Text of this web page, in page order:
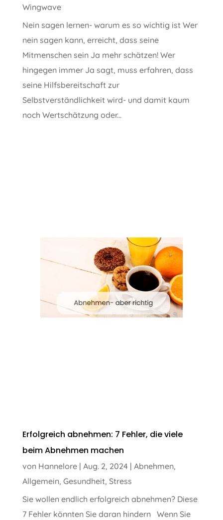
Wingwave
Nein sagen lernen- warum es so wichtig ist Wer
nein sagen kann, erreicht, dass seine
Mitmenschen sein Ja mehr schätzen! Wer
hingegen immer Ja sagt, muss erfahren, dass
seine Hilfsbereitschaft zur
Selbstverständlichkeit wird- und damit kaum
noch Wertschätzung oder...
Erfolgreich abnehmen: 7 Fehler, die viele
beim Abnehmen machen
von Hannelore| Aug. 2, 2024 | Abnehmen,
Allgemein, Gesundheit, Stress
Sie wollen endlich erfolgreich abnehmen? Diese
7 Fehler könnten Sie daran hindern Wenn Sie